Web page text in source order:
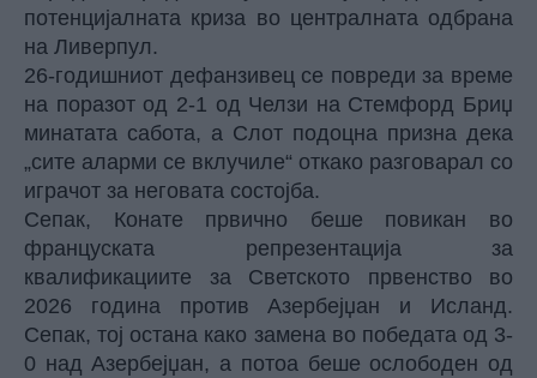
потенцијалната криза во централната одбрана
на Ливерпул.
26-годишниот дефанзивец се повреди за време
на поразот од 2-1 од Челзи на Стемфорд Бриџ
минатата сабота, а Слот подоцна призна дека
„сите аларми се вклучиле“ откако разговарал со
играчот за неговата состојба.
Сепак, Конате првично беше повикан во
француската репрезентација за
квалификациите за Светското првенство во
2026 година против Азербејџан и Исланд.
Сепак, тој остана како замена во победата од 3-
0 над Азербејџан, а потоа беше ослободен од